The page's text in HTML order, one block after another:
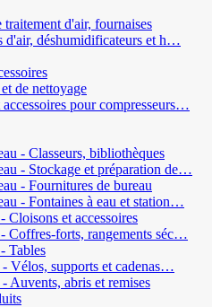
d'air, fournaises
d'air, déshumidificateurs et h…
de nettoyage
pour compresseurs…
- Classeurs, bibliothèques
- Stockage et préparation de…
- Fournitures de bureau
- Fontaines à eau et station…
Cloisons et accessoires
Coffres-forts, rangements séc…
Tables
Vélos, supports et cadenas…
Auvents, abris et remises